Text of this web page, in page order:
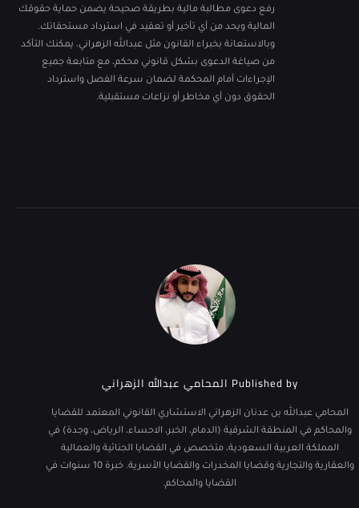
رفع دعوى مطالبة مالية بطريقة صحيحة يضمن حماية حقوقك
المالية ويحد من أي تأخير أو تعقيد في استرداد مستحقاتك.
وبالاستعانة بخبراء القانون مثل عبدالله الزهراني، يمكنك التأكد
من صياغة الدعوى بشكل قانوني محكم، مع متابعة جميع
الإجراءات أمام المحكمة لضمان سرعة الفصل واسترداد
الحقوق دون أي مخاطر أو نزاعات مستقبلية.
Published by المحامي عبدالله الزهراني
المحامي عبدالله بن عدنان الزهراني الاستشاري القانوني المعتمد للقضايا
والمحاكم في المنطقة الشرقية (الدمام، الخبر، الاحساء، الرياض، وجدة) في
المملكة العربية السعودية، متخصص في القضايا الجنائية والعمالية
والعقارية والتجارية وقضايا المخدرات والقضايا الأسرية. خبرة 10 سنوات في
القضايا والمحاكم.